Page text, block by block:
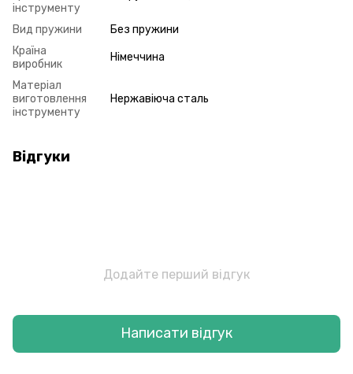
інструменту
Вид пружини
Без пружини
Країна
виробник
Німеччина
Матеріал
виготовлення
інструменту
Нержавіюча сталь
Відгуки
Додайте перший відгук
Написати відгук